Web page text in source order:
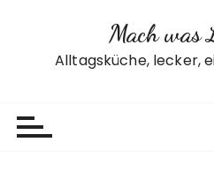
Mach was
Alltagsküche, lecker,